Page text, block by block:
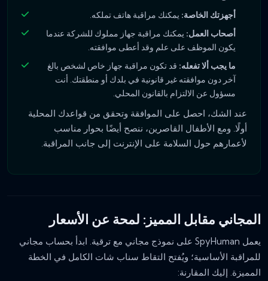
أجهزتك الخاصة: يمكنك مراقبة هاتف تملكه.
أصحاب العمل: يمكنك مراقبة جهاز مملوك للشركة عندما
يكون الموظف على علم وقد أعطى موافقته.
ما يجب ألا تفعله: قد تكون مراقبة جهاز خاص لشخص بالغ
آخر دون موافقته غير قانونية في بلدك أو منطقتك. أنت
مسؤول عن الالتزام بالقانون المحلي.
عند الشك، احصل على الموافقة وتحقق من قواعدك المحلية
أولًا. ومع الأطفال القاصرين، ننصح أيضًا بحوار مناسب
لأعمارهم حول السلامة على الإنترنت إلى جانب المراقبة.
المجاني مقابل المميز: لمحة عن الأسعار
يعمل SpyHuman على نموذج مجاني مع ترقية. ابدأ بحساب مجاني
للمراقبة الأساسية؛ ويُفتح التقاط سناب شات الكامل في الخطة
المميزة. إليك المقارنة: